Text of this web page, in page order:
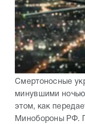
Смертоносные
минувшими
этом, как
Минобороны РФ.